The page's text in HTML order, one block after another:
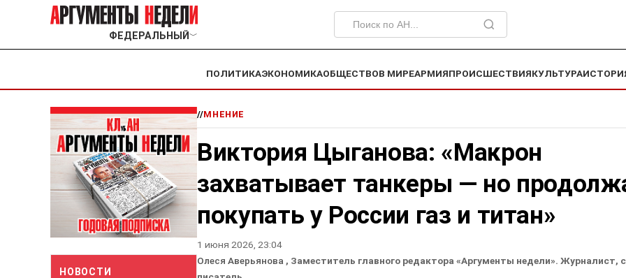
ФЕДЕРАЛЬНЫЙ ﹀
ПОЛИТИКАЭКОНОМИКАОБЩЕСТВОВ МИРЕАРМИЯПРОИСШЕСТВИЯКУЛЬТУРА
НОВОСТИ
//МНЕНИЕ
Виктория Цыганова: «Макрон
захватывает танкеры — но
покупать у России газ и титан»
1 июня 2026, 23:04
Олеся Аверьянова , Заместитель главного редактора «Аргументы недели». Журналист,